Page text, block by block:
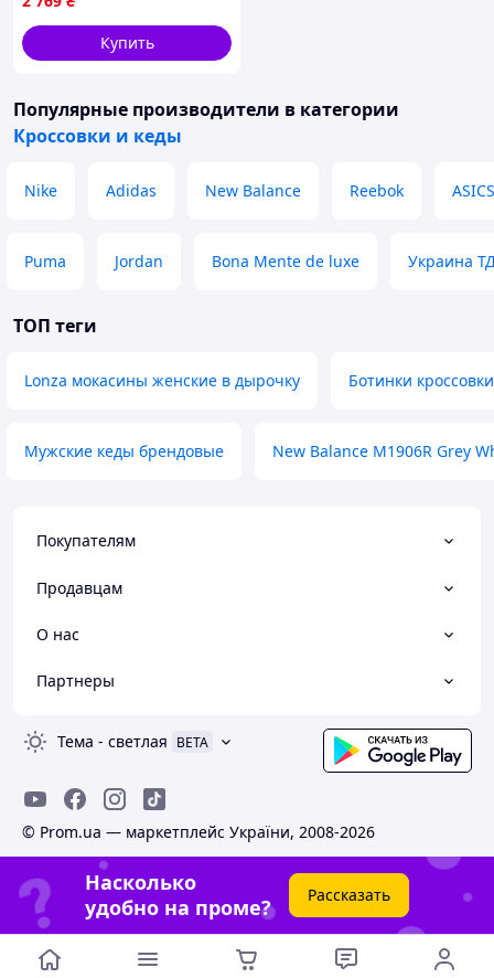
Купить
Популярные производители в категории
Кроссовки и кеды
Nike Adidas New Balance Reebok ASICS
Puma Jordan Bona Mente de luxe Украина
ТОП теги
Lonza мокасины женские в дырочку Ботинки
Мужские кеды брендовые New Balance M1906R Grey
Покупателям
Продавцам
О нас
Партнеры
Тема - светлая BETA
© Prom.ua — маркетплейс України, 2008-2026
Насколько
удобно на проме?
Рассказать